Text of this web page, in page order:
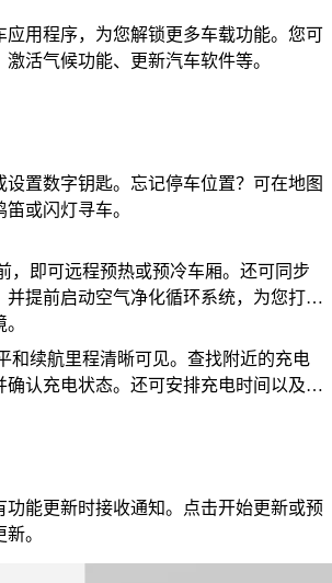
应用程序，为您解锁更多车载功能。您可
活气候功能、更新汽车软件等。
设置数字钥匙。忘记停车位置？可在地图
笛或闪灯寻车。
并提前启动空气净化循环系统，为您打造
确认充电状态。还可安排充电时间以及确
功能更新时接收通知。点击开始更新或预
。